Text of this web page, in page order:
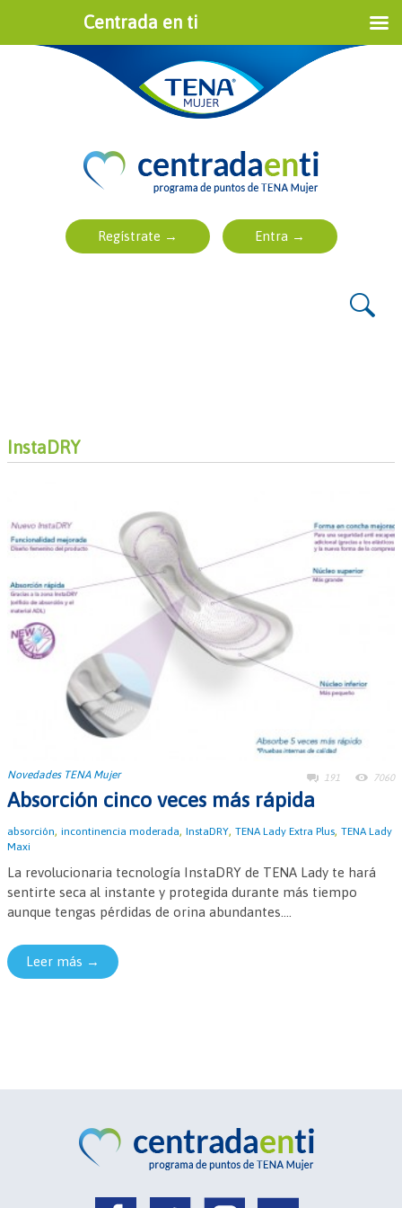
InstaDRY
Novedades TENA Mujer 191 7060
Absorción cinco veces más rápida
absorción, incontinencia moderada, InstaDRY, TENA Lady Extra Plus, TENA Lady
Maxi
La revolucionaria tecnología InstaDRY de TENA Lady te hará
sentirte seca al instante y protegida durante más tiempo
aunque tengas pérdidas de orina abundantes....
Leer más →
Centrada en ti